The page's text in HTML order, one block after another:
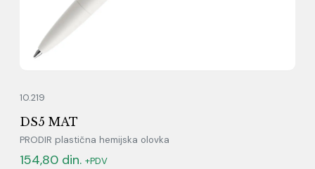
10.219
DS5 MAT
PRODIR plastična hemijska olovka
154,80 din. +PDV